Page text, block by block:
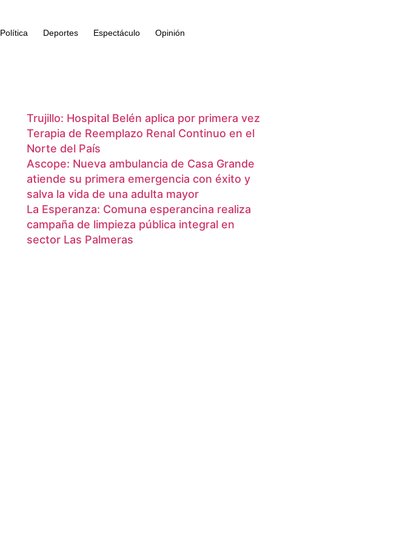
Política Deportes Espectáculo Opinión
Trujillo: Hospital Belén aplica por primera vez
Terapia de Reemplazo Renal Continuo en el
Norte del País
Ascope: Nueva ambulancia de Casa Grande
atiende su primera emergencia con éxito y
salva la vida de una adulta mayor
La Esperanza: Comuna esperancina realiza
campaña de limpieza pública integral en
sector Las Palmeras